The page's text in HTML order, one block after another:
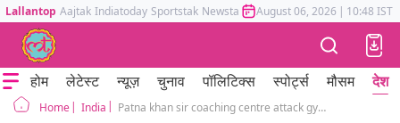
Lallantop Aajtak Indiatoday Sportstak Newstak Mumbai Tak Astrotak
August 06, 2026 | 10:48 IST
होम लेटेस्ट न्यूज़ चुनाव पॉलिटिक्स स्पोर्ट्स मौसम देश
Home India Patna khan sir coaching centre attack gyan bindu roshan anand arrested